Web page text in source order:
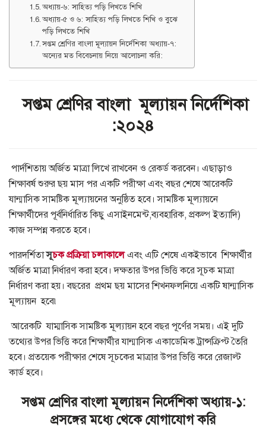
অধ্যায়-৬: সাহিত্য পড়ি লিখতে শিখি
অধ্যায়-৫ ও ৬: সাহিত্য পড়ি লিখতে শিখি ও বুঝে
পড়ি লিখতে শিখি
সপ্তম শ্রেণির বাংলা মূল্যায়ন নির্দেশিকা অধ্যায়-৭:
অন্যের মত বিবেচনায় নিয়ে আলোচনা করি:
সপ্তম শ্রেণির বাংলা মূল্যায়ন নির্দেশিকা
:২০২৪
পার্দশিতায় অর্জিত মাত্রা লিখে রাখবেন ও রেকর্ড করবেন। এছাড়াও
শিক্ষাবর্ষ শুরুর ছয় মাস পর একটি পরীক্ষা এবং বছর শেষে আরেকটি
যান্মাসিক সামষ্টিক মূল্যায়নের অনুষ্ঠিত হবে। সামষ্টিক মূল্যায়নে
শিক্ষার্থীদের পূর্বনির্ধারিত কিছু এসাইনমেন্ট,ব্যবহারিক, প্রকল্প ইত্যাদি)
কাজ সম্পন্ন করতে হবে।
পারদর্শিতাসূচক প্রক্রিয়া চলাকালেএবং এটি শেষে একইভাবে শিক্ষার্থীর
অর্জিত মাত্রা নির্ধারণ করা হবে। দক্ষতার উপর ভিত্তি করে সূচক মাত্রা
নির্ধারণ করা হয়। বছরের প্রথম ছয় মাসের শিখনফলনিয়ে একটি ষান্মাসিক
মূল্যায়ন হবে৷
আরেকটি যাম্মাসিক সামষ্টিক মূল্যায়ন হবে বছর পূর্ণের সময়। এই দুটি
তথ্যের উপর ভিত্তি করে শিক্ষার্থীর যান্মাসিক একাডেমিক ট্রান্সক্রিপ্ট তৈরি
হবে। প্রতয়েক পরীক্ষার শেষে সূচকের মাত্রার উপর ভিত্তি করে রেজাল্ট
কার্ড হবে।
সপ্তম শ্রেণির বাংলা মূল্যায়ন নির্দেশিকা অধ্যায়-১:
প্রসঙ্গের মধ্যে থেকে যোগাযোগ করি